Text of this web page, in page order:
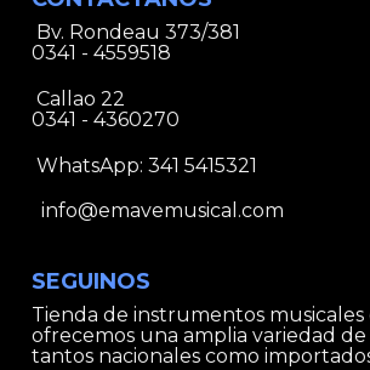
Bv. Rondeau 373/381
0341 - 4559518
Callao 22
0341 - 4360270
WhatsApp: 341 5415321
info@emavemusical.com
SEGUINOS
Tienda de instrumentos musicales
ofrecemos una amplia variedad
tantos nacionales como